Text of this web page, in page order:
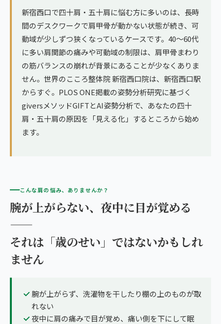
ヨガ・ピラティス
鹿児島エリア（3院）
→ エリア一覧（全11エリア）
新宿西口で四十肩・五十肩に悩む方に多いのは、長時
間のデスクワークで肩甲骨が動かない状態が続き、可
動域が少しずつ狭くなっているケースです。40〜60代
に多い肩関節の痛みや可動域の制限は、肩甲骨まわり
の筋バランスの崩れが背景にあることが少なくありま
せん。世界のこころ整体院 新宿西口院は、新宿西口駅
からすぐ。PLOS ONE掲載の姿勢分析研究に基づく
giversメソッドGIFTとAI姿勢分析で、あなたの四十
肩・五十肩の原因を「見える化」するところから始め
ます。
こんな肩の悩み、ありませんか？
腕が上がらない、夜中に目が覚める
——
それは「歳のせい」ではないかもしれ
ません
腕が上がらず、洗濯物を干したり棚の上のものが取
れない
夜中に肩の痛みで目が覚め、痛い側を下にして眠